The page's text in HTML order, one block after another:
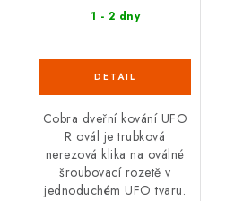
1 - 2 dny
Cobra dveřní kování UFO
R ovál je trubková
nerezová klika na oválné
šroubovací rozetě v
jednoduchém UFO tvaru.